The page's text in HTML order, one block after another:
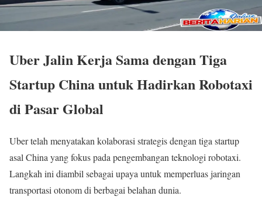
Uber Jalin Kerja Sama dengan Tiga
Startup China untuk Hadirkan Robotaxi
di Pasar Global
Uber telah menyatakan kolaborasi strategis dengan tiga startup
asal China yang fokus pada pengembangan teknologi robotaxi.
Langkah ini diambil sebagai upaya untuk memperluas jaringan
transportasi otonom di berbagai belahan dunia.